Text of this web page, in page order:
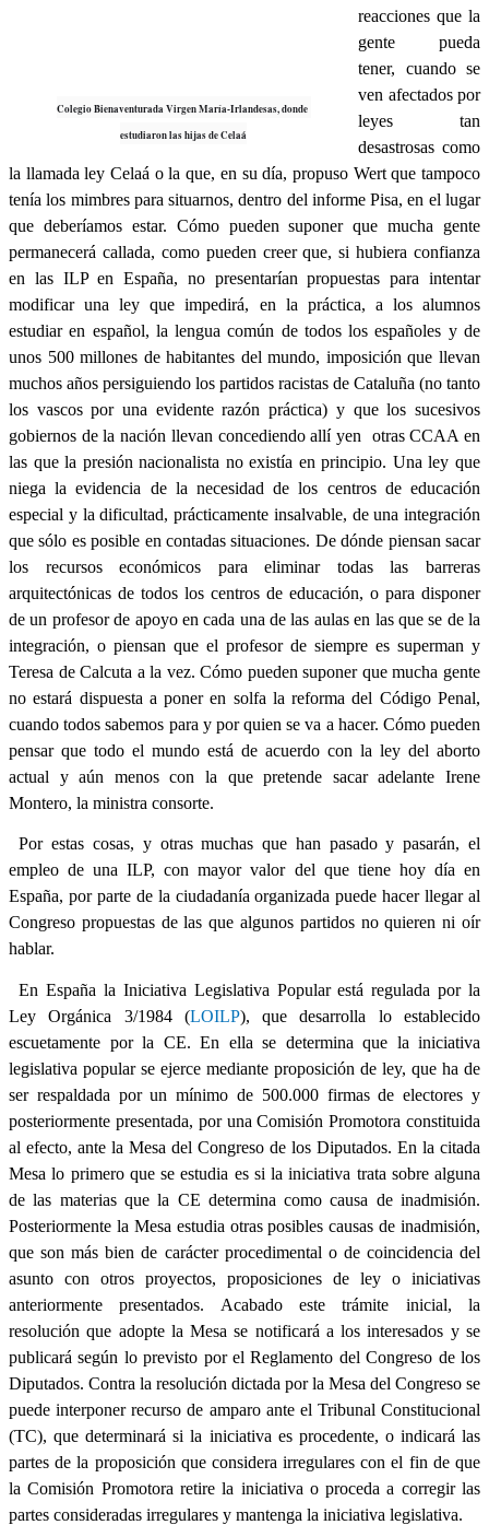
Colegio Bienaventurada Virgen María-Irlandesas, donde
estudiaron las hijas de Celaá
reacciones que la
gente pueda
tener, cuando se
ven afectados por
leyes tan
desastrosas como
la llamada ley Celaá o la que, en su día, propuso Wert que tampoco
tenía los mimbres para situarnos, dentro del informe Pisa, en el lugar
que deberíamos estar. Cómo pueden suponer que mucha gente
permanecerá callada, como pueden creer que, si hubiera confianza
en las ILP en España, no presentarían propuestas para intentar
modificar una ley que impedirá, en la práctica, a los alumnos
estudiar en español, la lengua común de todos los españoles y de
unos 500 millones de habitantes del mundo, imposición que llevan
muchos años persiguiendo los partidos racistas de Cataluña (no tanto
los vascos por una evidente razón práctica) y que los sucesivos
gobiernos de la nación llevan concediendo allí yen otras CCAA en
las que la presión nacionalista no existía en principio. Una ley que
niega la evidencia de la necesidad de los centros de educación
especial y la dificultad, prácticamente insalvable, de una integración
que sólo es posible en contadas situaciones. De dónde piensan sacar
los recursos económicos para eliminar todas las barreras
arquitectónicas de todos los centros de educación, o para disponer
de un profesor de apoyo en cada una de las aulas en las que se de la
integración, o piensan que el profesor de siempre es superman y
Teresa de Calcuta a la vez. Cómo pueden suponer que mucha gente
no estará dispuesta a poner en solfa la reforma del Código Penal,
cuando todos sabemos para y por quien se va a hacer. Cómo pueden
pensar que todo el mundo está de acuerdo con la ley del aborto
actual y aún menos con la que pretende sacar adelante Irene
Montero, la ministra consorte.
Por estas cosas, y otras muchas que han pasado y pasarán, el
empleo de una ILP, con mayor valor del que tiene hoy día en
España, por parte de la ciudadanía organizada puede hacer llegar al
Congreso propuestas de las que algunos partidos no quieren ni oír
hablar.
En España la Iniciativa Legislativa Popular está regulada por la
Ley Orgánica 3/1984 (LOILP), que desarrolla lo establecido
escuetamente por la CE. En ella se determina que la iniciativa
legislativa popular se ejerce mediante proposición de ley, que ha de
ser respaldada por un mínimo de 500.000 firmas de electores y
posteriormente presentada, por una Comisión Promotora constituida
al efecto, ante la Mesa del Congreso de los Diputados. En la citada
Mesa lo primero que se estudia es si la iniciativa trata sobre alguna
de las materias que la CE determina como causa de inadmisión.
Posteriormente la Mesa estudia otras posibles causas de inadmisión,
que son más bien de carácter procedimental o de coincidencia del
asunto con otros proyectos, proposiciones de ley o iniciativas
anteriormente presentados. Acabado este trámite inicial, la
resolución que adopte la Mesa se notificará a los interesados y se
publicará según lo previsto por el Reglamento del Congreso de los
Diputados. Contra la resolución dictada por la Mesa del Congreso se
puede interponer recurso de amparo ante el Tribunal Constitucional
(TC), que determinará si la iniciativa es procedente, o indicará las
partes de la proposición que considera irregulares con el fin de que
la Comisión Promotora retire la iniciativa o proceda a corregir las
partes consideradas irregulares y mantenga la iniciativa legislativa.